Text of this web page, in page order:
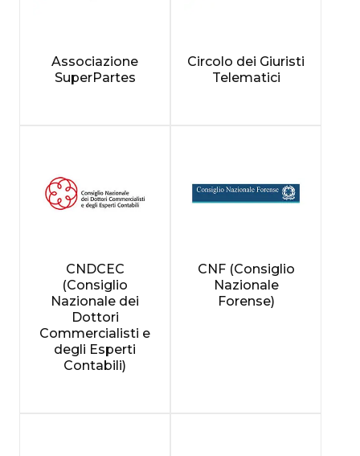
Associazione
SuperPartes
Circolo dei Giuristi
Telematici
CNDCEC
(Consiglio
Nazionale dei
Dottori
Commercialisti e
degli Esperti
Contabili)
CNF (Consiglio
Nazionale
Forense)